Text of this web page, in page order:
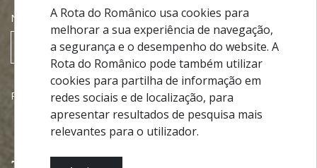
NEWSLETTER
SUBSCREVER
Parcerias
A Rota do Românico usa cookies para
melhorar a sua experiência de navegação,
a segurança e o desempenho do website. A
Rota do Românico pode também utilizar
cookies para partilha de informação em
redes sociais e de localização, para
apresentar resultados de pesquisa mais
relevantes para o utilizador.